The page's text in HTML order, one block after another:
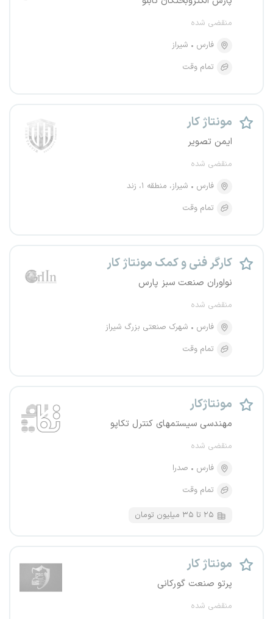
منقضی شده
فارس
شیراز
تمام وقت
مونتاژ کار
ایمن تصویر
منقضی شده
فارس
شیراز، منطقه ۱، زند
تمام وقت
کارگر فنی و کمک مونتاژ کار
نواوران صنعت سبز پارس
منقضی شده
فارس
شهرک صنعتی بزرگ شیراز
تمام وقت
مونتاژکار
مهندسی سیستمهای کنترل تکاپو
منقضی شده
فارس
صدرا
تمام وقت
۲۵ تا ۳۵ میلیون تومان
مونتاژ کار
پرتو صنعت گورکانی
منقضی شده